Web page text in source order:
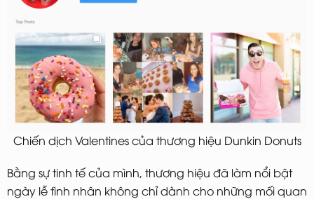
Chiến dịch Valentines của thương hiệu Dunkin Donuts
Bằng sự tinh tế của mình, thương hiệu đã làm nổi bật
ngày lễ tình nhân không chỉ dành cho những mối quan